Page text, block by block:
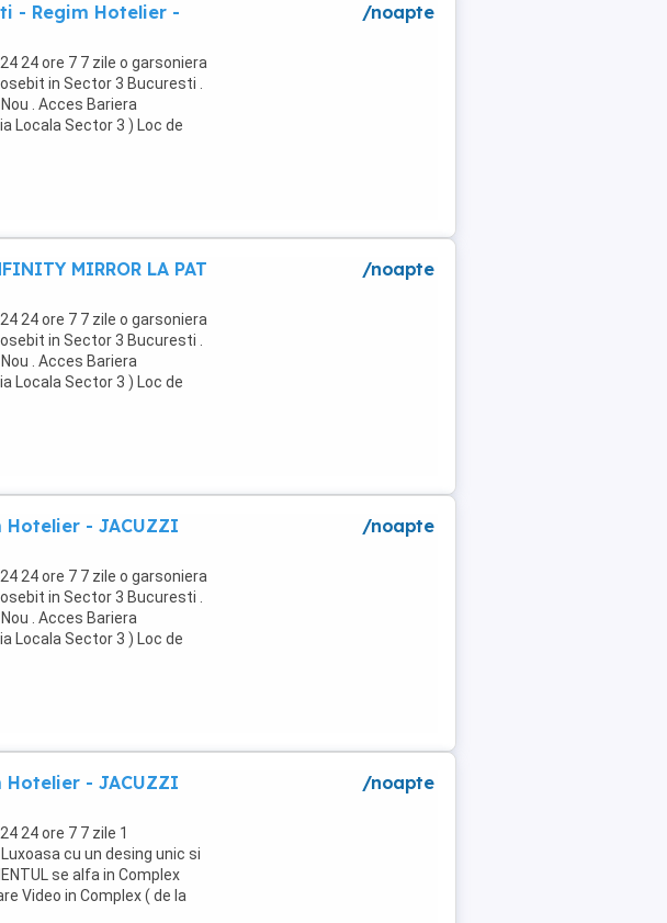
- Regim Hotelier -
24 ore 7 7 zile o garsoniera
in Sector 3 Bucuresti .
. Acces Bariera
Locala Sector 3 ) Loc de
/noapte
MIRROR LA PAT
24 ore 7 7 zile o garsoniera
in Sector 3 Bucuresti .
. Acces Bariera
Locala Sector 3 ) Loc de
/noapte
Hotelier - JACUZZI
24 ore 7 7 zile o garsoniera
in Sector 3 Bucuresti .
. Acces Bariera
Locala Sector 3 ) Loc de
/noapte
Hotelier - JACUZZI
24 ore 7 7 zile 1
Luxoasa cu un desing unic si
se alfa in Complex
Video in Complex ( de la
/noapte